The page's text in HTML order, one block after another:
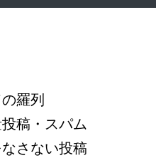
羅列
稿・スパム
さない投稿